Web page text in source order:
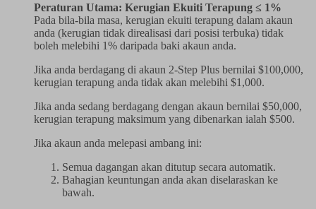
Peraturan Utama: Kerugian Ekuiti Terapung ≤ 1%
Pada bila-bila masa, kerugian ekuiti terapung dalam akaun
anda (kerugian tidak direalisasi dari posisi terbuka) tidak
boleh melebihi 1% daripada baki akaun anda.
Jika anda berdagang di akaun 2-Step Plus bernilai $100,000,
kerugian terapung anda tidak akan melebihi $1,000.
Jika anda sedang berdagang dengan akaun bernilai $50,000,
kerugian terapung maksimum yang dibenarkan ialah $500.
Jika akaun anda melepasi ambang ini:
Semua dagangan akan ditutup secara automatik.
Bahagian keuntungan anda akan diselaraskan ke
bawah.